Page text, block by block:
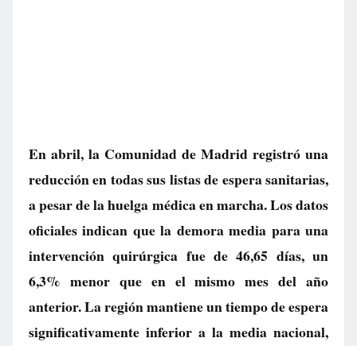
En abril, la Comunidad de Madrid registró una
reducción en todas sus listas de espera sanitarias,
a pesar de la huelga médica en marcha. Los datos
oficiales indican que la demora media para una
intervención quirúrgica fue de 46,65 días, un
6,3% menor que en el mismo mes del año
anterior. La región mantiene un tiempo de espera
significativamente inferior a la media nacional,